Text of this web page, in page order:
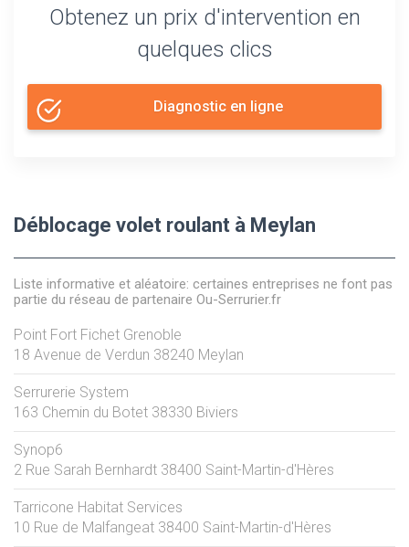
Obtenez un prix d'intervention en
quelques clics
Diagnostic en ligne
Déblocage volet roulant à Meylan
Liste informative et aléatoire: certaines entreprises ne font pas
partie du réseau de partenaire Ou-Serrurier.fr
Point Fort Fichet Grenoble
18 Avenue de Verdun 38240 Meylan
Serrurerie System
163 Chemin du Botet 38330 Biviers
Synop6
2 Rue Sarah Bernhardt 38400 Saint-Martin-d'Hères
Tarricone Habitat Services
10 Rue de Malfangeat 38400 Saint-Martin-d'Hères